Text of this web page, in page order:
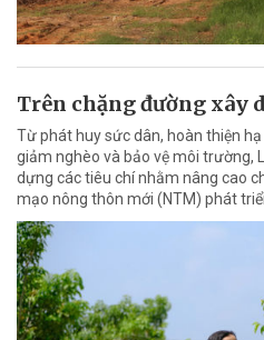
Trên chặng đường xây
Từ phát huy sức dân, hoàn thiện
giảm nghèo và bảo vệ môi trường,
dựng các tiêu chí nhằm nâng cao
mạo nông thôn mới (NTM) phát